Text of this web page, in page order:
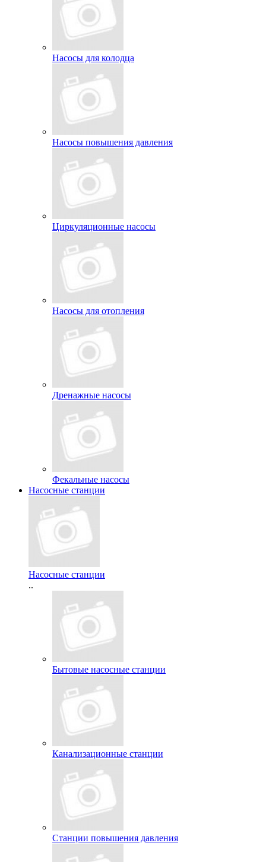
Насосы для колодца
Насосы повышения давления
Циркуляционные насосы
Насосы для отопления
Дренажные насосы
Фекальные насосы
Насосные станции
Насосные станции
..
Бытовые насосные станции
Канализационные станции
Станции повышения давления